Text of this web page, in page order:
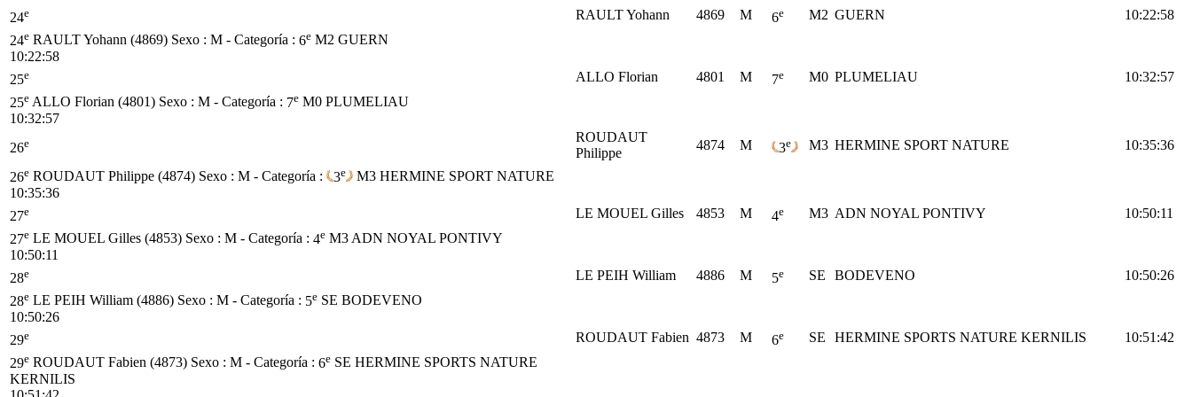
24e RAULT Yohann 4869 M 6e M2 GUERN
10:22:58
24e RAULT Yohann (4869) Sexo : M - Categoría : 6e M2 GUERN
10:22:58
25e ALLO Florian 4801 M 7e M0 PLUMELIAU
10:32:57
25e ALLO Florian (4801) Sexo : M - Categoría : 7e M0 PLUMELIAU
10:32:57
26e
ROUDAUT
Philippe
4874 M 3e M3 HERMINE SPORT NATURE 10:35:36
26e ROUDAUT Philippe (4874) Sexo : M - Categoría : 3e M3 HERMINE SPORT NATURE
10:35:36
27e LE MOUEL Gilles 4853 M 4e M3 ADN NOYAL PONTIVY
10:50:11
27e LE MOUEL Gilles (4853) Sexo : M - Categoría : 4e M3ADN NOYAL PONTIVY
10:50:11
28e LE PEIH William 4886 M 5e SE BODEVENO
10:50:26
28e LE PEIH William (4886) Sexo : M - Categoría : 5e SE BODEVENO
10:50:26
29e ROUDAUT Fabien 4873 M 6e SE HERMINE SPORTS NATURE KERNILIS
10:51:42
29e ROUDAUT Fabien (4873) Sexo : M - Categoría : 6e SE HERMINE SPORTS NATURE
KERNILIS